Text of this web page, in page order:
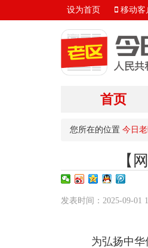
设为首页 移动客
首页
您所在的位置 今日老
【
发表时间：2025-09-
为弘扬中